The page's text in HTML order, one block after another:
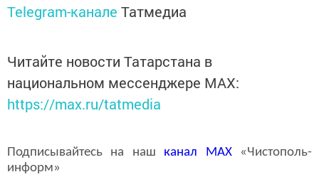
Telegram-канале Татмедиа
Читайте новости Татарстана в
национальном мессенджере MАХ:
https://max.ru/tatmedia
Подписывайтесь на наш канал MAX«Чистополь-
информ»